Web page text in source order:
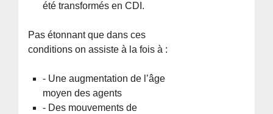
été transformés en CDI.
Pas étonnant que dans ces
conditions on assiste à la fois à :
- Une augmentation de l’âge
moyen des agents
- Des mouvements de